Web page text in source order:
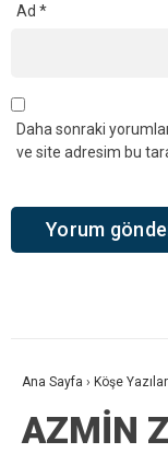
Ad *
Daha sonraki
ve site adresim bu
Ana Sayfa › Köşe
AZMİN